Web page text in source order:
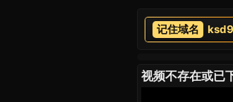
视频不存在或已